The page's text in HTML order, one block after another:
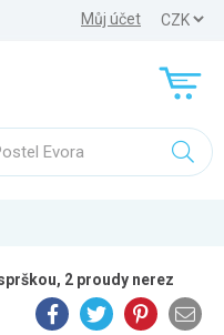
Můj účet
2 proudy nerez